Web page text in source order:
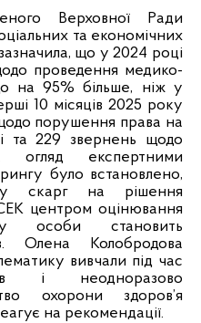
Верховної Ради
та економічних
що у 2024 році
проведення медико-
на 95% більше, ніж у
10 місяців 2025 року
порушення права на
та 229 звернень щодо
експертними
було встановлено,
скарг на рішення
центром оцінювання
особи становить
Олена Колобродова
вивчали під час
і неодноразово
охорони здоров’я
на рекомендації.